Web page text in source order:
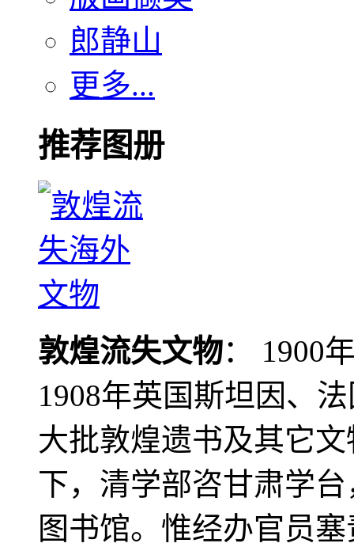
郎静山
更多...
推荐图册
敦煌流失文物： 1900
1908年英国斯坦因、
大批敦煌遗书及其它
下，清学部咨甘肃学
图书馆。惟经办官员